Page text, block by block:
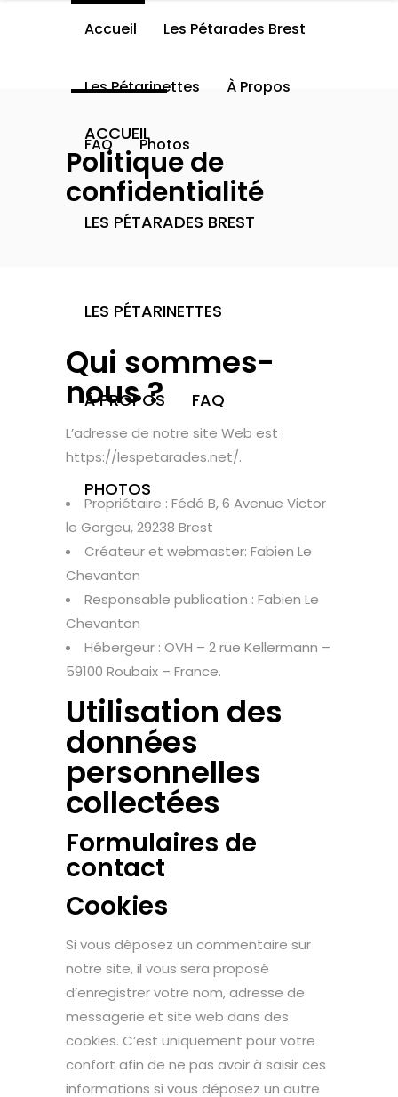
ACCUEIL
LES PÉTARADES BREST
LES PÉTARINETTES
À PROPOS FAQ
PHOTOS
Accueil Les Pétarades Brest
Les Pétarinettes À Propos
FAQ Photos
Politique de
confidentialité
Qui sommes-
nous ?
L’adresse de notre site Web est :
https://lespetarades.net/.
Propriétaire : Fédé B, 6 Avenue Victor
le Gorgeu, 29238 Brest
Créateur et webmaster: Fabien Le
Chevanton
Responsable publication : Fabien Le
Chevanton
Hébergeur : OVH – 2 rue Kellermann –
59100 Roubaix – France.
Utilisation des
données
personnelles
collectées
Formulaires de
contact
Cookies
Si vous déposez un commentaire sur
notre site, il vous sera proposé
d’enregistrer votre nom, adresse de
messagerie et site web dans des
cookies. C’est uniquement pour votre
confort afin de ne pas avoir à saisir ces
informations si vous déposez un autre